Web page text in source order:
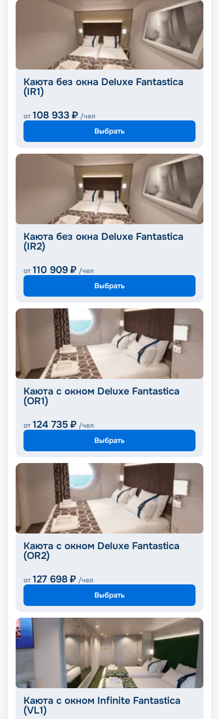
Каюта без окна Deluxe Fantastica
(IR1)
от 108 933 ₽ /чел
Выбрать
Каюта без окна Deluxe Fantastica
(IR2)
от 110 909 ₽ /чел
Выбрать
Каюта с окном Deluxe Fantastica
(OR1)
от 124 735 ₽ /чел
Выбрать
Каюта с окном Deluxe Fantastica
(OR2)
от 127 698 ₽ /чел
Выбрать
Каюта с окном Infinite Fantastica
(VL1)